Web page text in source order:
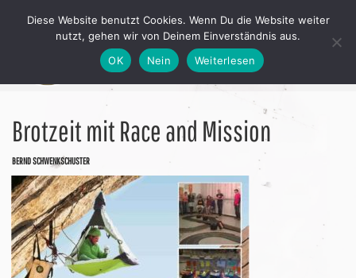
Brotzeit mit Race and Mission
BERND SCHWENKSCHUSTER
Diese Website benutzt Cookies. Wenn Du die Website weiter
nutzt, gehen wir von Deinem Einverständnis aus.
OK
Nein Weiterlesen